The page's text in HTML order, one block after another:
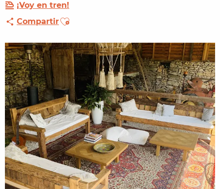
¡Voy en tren!
CompartirAjouter aux favoris